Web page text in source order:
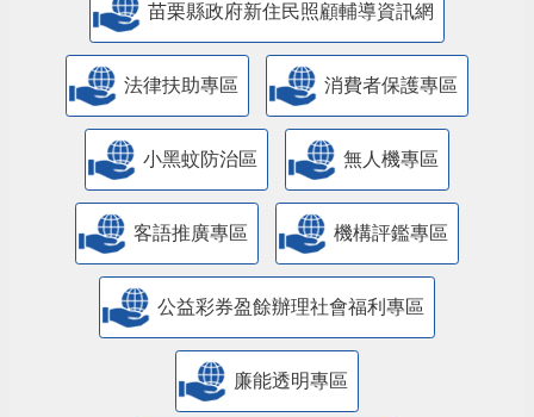
苗栗縣政府新住民照顧輔導資訊網
法律扶助專區 消費者保護專區
小黑蚊防治區 無人機專區
客語推廣專區 機構評鑑專區
公益彩券盈餘辦理社會福利專區
廉能透明專區